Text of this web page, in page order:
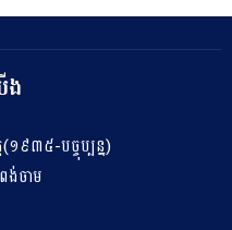
ង
៩៣៥-បច្ចុប្បន្ន)
ពង់ចាម